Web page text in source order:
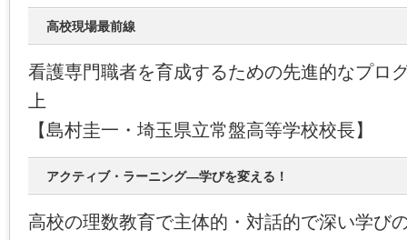
高校現場最前線
看護専門職者を育成するための先進的なプ
上
【島村圭一・埼玉県立常盤高等学校校長】
アクティブ・ラーニング―学びを変える！
高校の理数教育で主体的・対話的で深い学び